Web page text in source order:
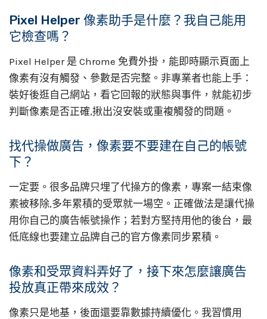
Pixel Helper 像素助手是什麼？我自己能用
它檢查嗎？
Pixel Helper 是 Chrome 免費外掛，能即時顯示頁面上
像素有沒有觸發、參數是否完整。非專業者也能上手：
裝好後逛自己網站，看它回報的狀態與事件，就能初步
判斷像素是否正確,揪出沒安裝或重複觸發的問題。
找代操做廣告，像素要不要建在自己的帳號
下？
一定要。很多品牌只埋了代操方的像素，專案一結束像
素被移除,多年累積的受眾就一場空。正確做法是讓代操
用你自己的廣告帳號操作；若對方堅持用他的後台，最
低底線也要建立品牌自己的官方像素同步累積。
像素和受眾資料弄好了，接下來怎麼讓廣告
投放真正帶來成效？
像素只是地基，後面還要靠數據持續優化。我習慣用